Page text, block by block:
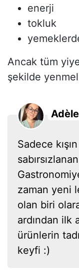
enerji
tokluk
Ancak tüm
şekilde
Sadece
zaman yeni
olan biri
ardından ilk
ürünlerin
keyfi :)